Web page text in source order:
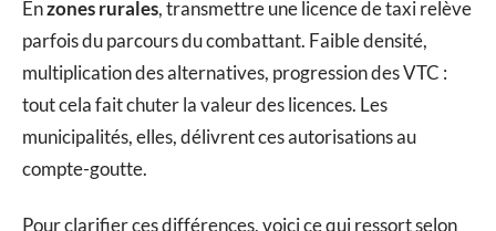
Enzones rurales, transmettre une licence de taxi relève
parfois du parcours du combattant. Faible densité,
multiplication des alternatives, progression des VTC :
tout cela fait chuter la valeur des licences. Les
municipalités, elles, délivrent ces autorisations au
compte-goutte.
Pour clarifier ces différences, voici ce qui ressort selon